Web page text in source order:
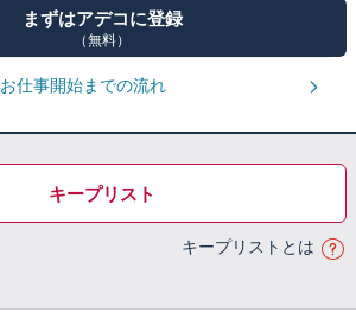
まずはアデコに登録
（無料）
お仕事開始までの流れ
キープリスト
キープリストとは